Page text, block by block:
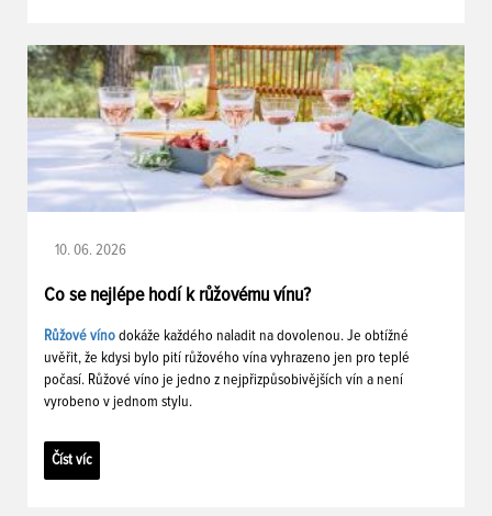
10. 06. 2026
Co se nejlépe hodí k růžovému vínu?
Růžové víno dokáže každého naladit na dovolenou. Je obtížné
uvěřit, že kdysi bylo pití růžového vína vyhrazeno jen pro teplé
počasí. Růžové víno je jedno z nejpřizpůsobivějších vín a není
vyrobeno v jednom stylu.
Číst víc